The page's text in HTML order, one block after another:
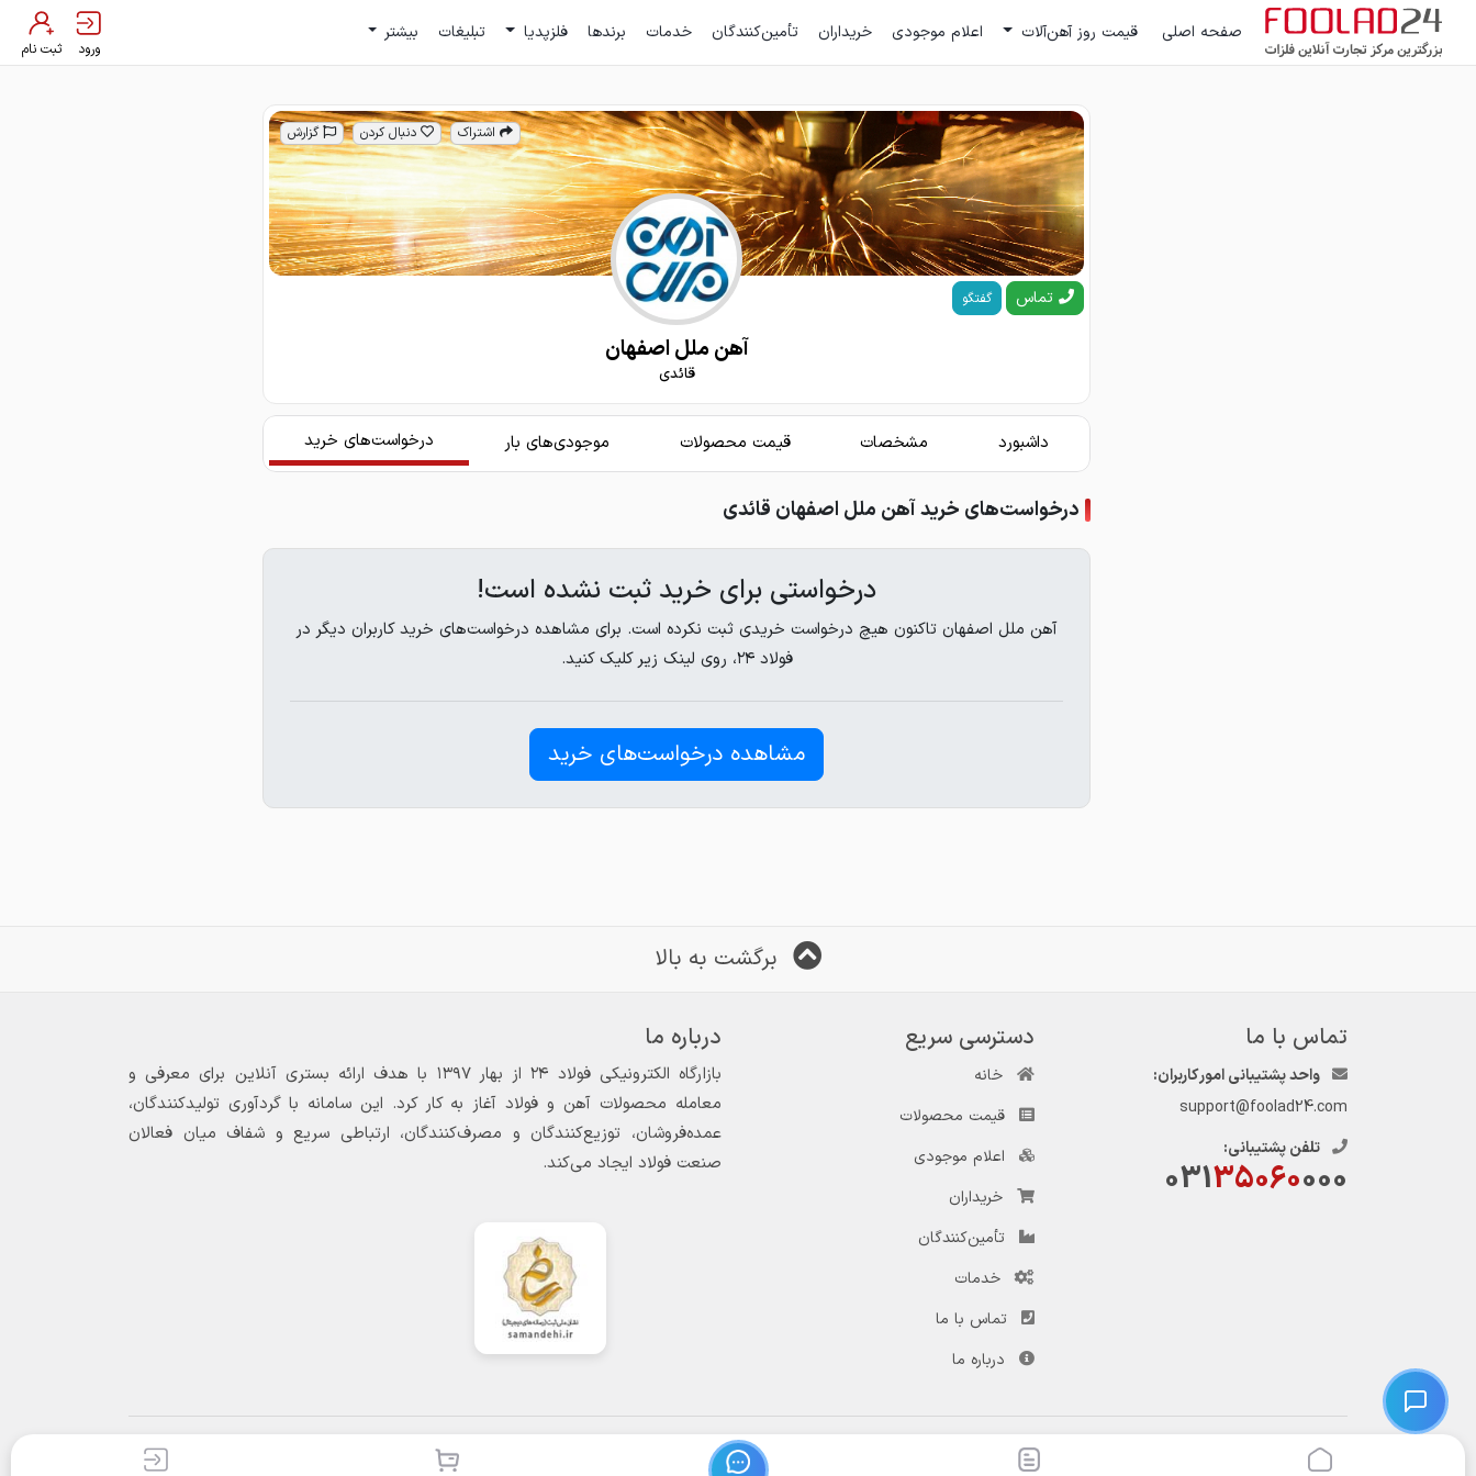
صفحه اصلی قیمت روز آهن‌آلات اعلام موجودی خریداران تأمین‌کنندگان خدمات برندها فلزپدیا تبلیغات بیشتر
ورود ثبت نام
اشتراک دنبال کردن گزارش
تماس گفتگو
آهن ملل اصفهان
قائدی
داشبورد مشخصات قیمت محصولات موجودی‌های بار درخواست‌های خرید
درخواست‌های خرید آهن ملل اصفهان قائدی
درخواستی برای خرید ثبت نشده است!
آهن ملل اصفهان تاکنون هیچ درخواست خریدی ثبت نکرده است. برای مشاهده درخواست‌های خرید کاربران دیگر در
فولاد ۲۴، روی لینک زیر کلیک کنید.
مشاهده درخواست‌های خرید
برگشت به بالا
تماس با ما
واحد پشتیبانی امور کاربران:
support@foolad24.com
تلفن پشتیبانی:
03135060000
دسترسی سریع
خانه
قیمت محصولات
اعلام موجودی
خریداران
تأمین‌کنندگان
خدمات
تماس با ما
درباره ما
درباره ما
بازارگاه الکترونیکی فولاد ۲۴ از بهار ۱۳۹۷ با هدف ارائه بستری آنلاین برای معرفی و
معامله محصولات آهن و فولاد آغاز به کار کرد. این سامانه با گردآوری تولیدکنندگان،
عمده‌فروشان، توزیع‌کنندگان و مصرف‌کنندگان، ارتباطی سریع و شفاف میان فعالان
صنعت فولاد ایجاد می‌کند.
© کلیه حقوق این وب‌سایت و سرویس‌های آن متعلق به سامانه فولاد ۲۴ است.